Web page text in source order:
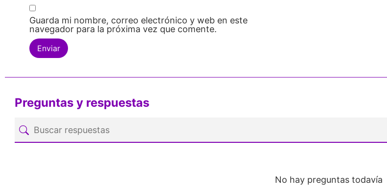
Guarda mi nombre, correo electrónico y web en este
navegador para la próxima vez que comente.
Preguntas y respuestas
No hay preguntas todavía